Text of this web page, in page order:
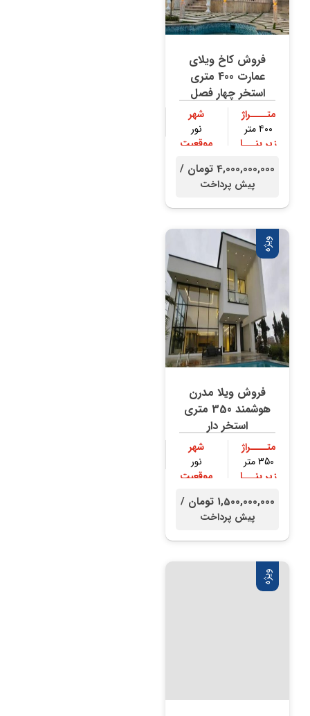
فروش کاخ ویلای
عمارت 400 متری
استخر چهار فصل
متــــراژ
۴۰۰ متر
شهر
نور
زیر بنـــا
موقعیت
4,000,000,000 تومان /
پیش پرداخت
ویژه
فروش ویلا مدرن
هوشمند 350 متری
استخر دار
متــــراژ
350 متر
شهر
نور
زیر بنـــا
موقعیت
1,500,000,000 تومان /
پیش پرداخت
ویژه